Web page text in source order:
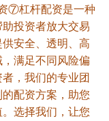
⑦杠杆配资是一种
投资者放大交易
安全、透明、高
满足不同风险偏
，我们的专业团
配资方案，助您
选择我们，让您